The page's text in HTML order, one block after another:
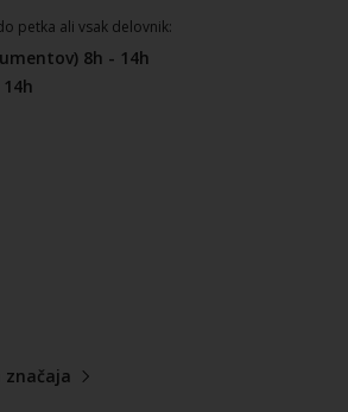
petka ali vsak delovnik:
8h - 14h
značaja